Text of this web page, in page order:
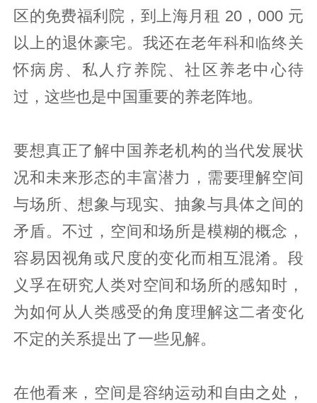
区的免费福利院，到上海月租 20，000 元
以上的退休豪宅。我还在老年科和临终关
怀病房、私人疗养院、社区养老中心待
过，这些也是中国重要的养老阵地。
要想真正了解中国养老机构的当代发展状
况和未来形态的丰富潜力，需要理解空间
与场所、想象与现实、抽象与具体之间的
矛盾。不过，空间和场所是模糊的概念，
容易因视角或尺度的变化而相互混淆。段
义孚在研究人类对空间和场所的感知时，
为如何从人类感受的角度理解这二者变化
不定的关系提出了一些见解。
在他看来，空间是容纳运动和自由之处，